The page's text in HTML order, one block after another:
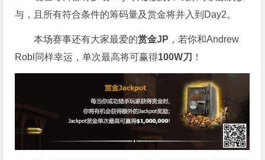
与，且所有符合条件的筹码量及赏金将并入到Day2。
本场赛事还有大家最爱的赏金JP ，若你和Andrew
Robl同样幸运，单次最高将可赢得100W刀 ！